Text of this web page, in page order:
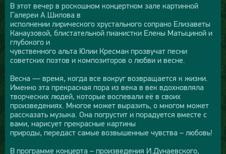
В этот вечер в роскошном концертном зале картинной
Галереи А.Шилова в
исполнении лирического хрустального сопрано Елизаветы
Канаузовой, блистательной пианистки Елены Матыциной и
глубокого и
чувственного альта Юлии Кресман прозвучат песни
советских поэтов и композиторов о любви и весне.
Весна — время, когда все вокруг возвращается к жизни.
Именно эта прекрасная пора из века в век вдохновляла
творческих людей, которые воспевали её в своих
произведениях. Многое может выразить, о многом может
рассказать музыка. Она погрустит и порадуется вместе с
вами, нарисует прекрасные картины
природы, передаст самые возвышенные чувства – любовь!
В программе концерта – произведения И.Дунаевского,